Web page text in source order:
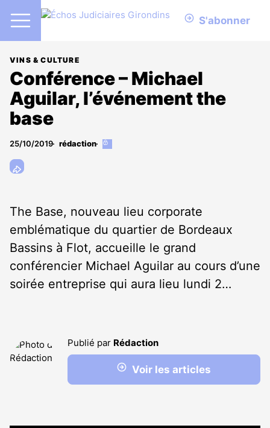
S'abonner
VINS & CULTURE
Conférence – Michael
Aguilar, l’événement the
base
25/10/2019 rédaction
Cet
The Base, nouveau lieu corporate
emblématique du quartier de Bordeaux
Bassins à Flot, accueille le grand
conférencier Michael Aguilar au cours d’une
soirée entreprise qui aura lieu lundi 2…
Publié par Rédaction
Voir les articles